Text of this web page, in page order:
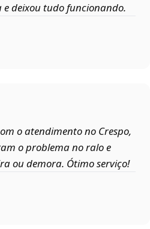
deixou tudo funcionando.
o atendimento no Crespo,
o problema no ralo e
ou demora. Ótimo serviço!